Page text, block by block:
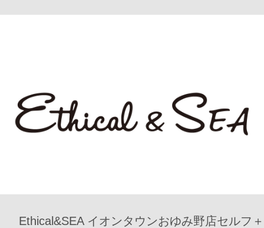
Ethical&SEA イオンタウンおゆみ野店セルフ＋